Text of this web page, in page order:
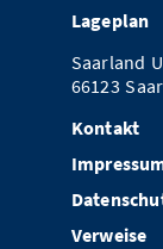
Lageplan
Saarland
66123
Kontakt
Verweise